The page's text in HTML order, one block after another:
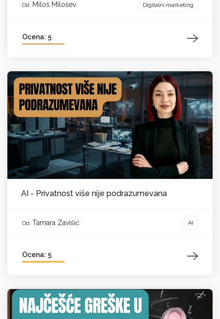
Od: Miloš Milošev Digitalni marketing
Ocena: 5
AI - Privatnost više nije podrazumevana
Od: Tamara Zavišić AI
Ocena: 5